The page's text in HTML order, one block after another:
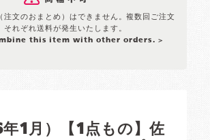
注文のおまとめ）はできません。複数回ご注文
それぞれ送料が発生いたします。
this item with other orders. >
年1月）【1点もの】佐